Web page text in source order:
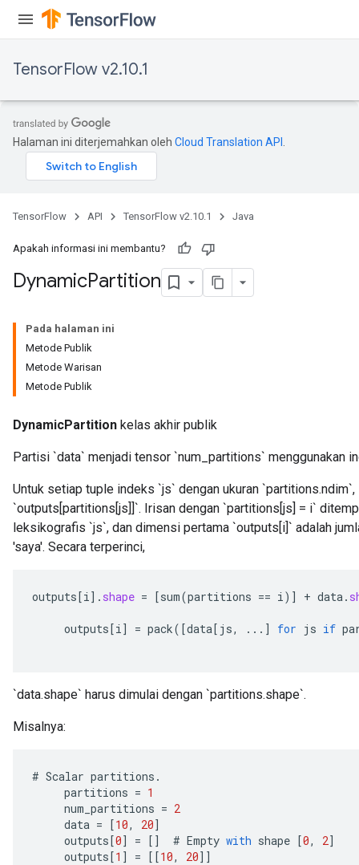
TensorFlow v2.10.1
Halaman ini diterjemahkan oleh Cloud Translation API
TensorFlow API TensorFlow v2.10.1 Java
Apakah informasi ini membantu?
DynamicPartition
Pada halaman ini
Metode Publik
Metode Warisan
Metode Publik
DynamicPartition kelas akhir publik
Partisi `data` menjadi tensor `num_partitions` menggunakan
Untuk setiap tuple indeks `js` dengan ukuran `partitions.ndim`,
`outputs[partitions[js]]`. Irisan dengan `partitions[js] = i`
leksikografis `js`, dan dimensi pertama `outputs[i]` adalah
'saya'. Secara terperinci,
outputs[i] . shape = [sum(partitions == i) ] + data.
outputs[i] = pack( [data[ js, ... ] for js if
`data.shape` harus dimulai dengan `partitions.shape`.
Misalnya:
# Scalar partitions .
partitions = 1
num_partitions = 2
data = [10, 20]
outputs[0] = [] # Empty with shape [0, 2]
outputs[1 ] = [[10, 20]]